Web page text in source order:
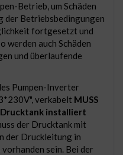
Betrieb, um Schäden
der Betriebsbedingungen
fortgesetzt und
werden auch Schäden
und überlaufende
Pumpen-Inverter
verkabelt MUSS
installiert
der Drucktank mit
der Druckleitung in
sein. Bei der